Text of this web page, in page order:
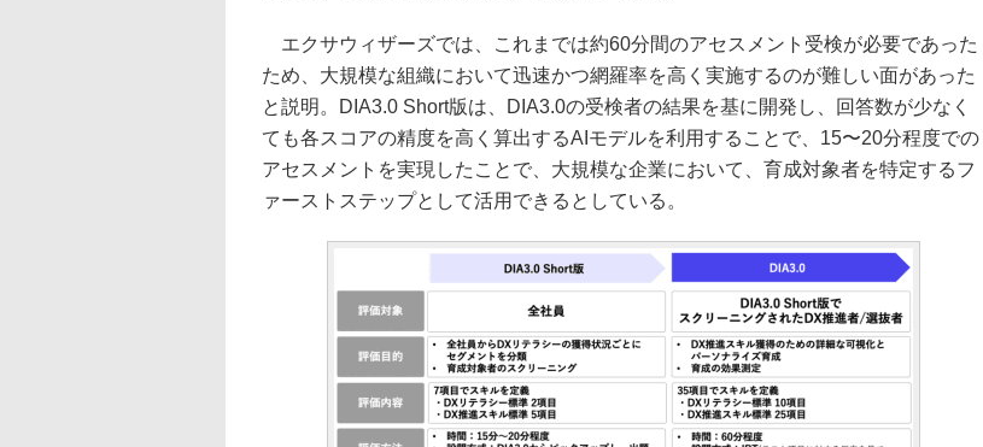
エクサウィザーズでは、これまでは約60分間のアセスメント受検が必要であった
ため、大規模な組織において迅速かつ網羅率を高く実施するのが難しい面があった
と説明。DIA3.0 Short版は、DIA3.0の受検者の結果を基に開発し、回答数が少なく
ても各スコアの精度を高く算出するAIモデルを利用することで、15〜20分程度での
アセスメントを実現したことで、大規模な企業において、育成対象者を特定するフ
ァーストステップとして活用できるとしている。